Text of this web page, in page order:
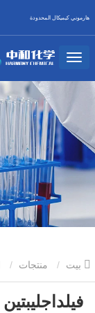
هارموني كيميكال المحدودة
منتجات
فيلداجليبتين